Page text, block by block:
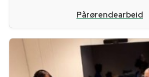
Pårørendearbeid